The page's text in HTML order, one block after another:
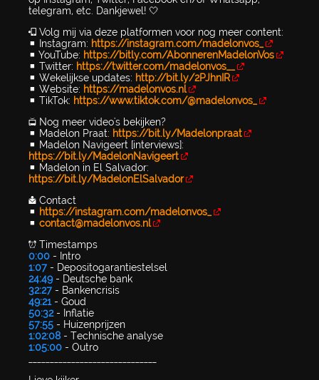
telegram, etc. Dankjewel! 🤍
📲 Volg mij via deze platformen voor nog meer content:
▪️ Instagram: https://instagram.com/madelonvos_
▪️ YouTube: https://bitly.com/AbonnerenMadelonVos
▪️ Twitter: https://twitter.com/madelonvos__
▪️ Wekelijkse updates: http://bit.ly/2PJhnIR
▪️ Website: https://madelonvos.nl
▪️ TikTok: https://www.tiktok.com/@madelonvos_
📺 Nog meer video's bekijken?
▪️ Madelon Praat: https://bit.ly/Madelonpraat
▪️ Madelon Navigeert [interviews]:
https://bit.ly/MadelonNavigeert
▪️ Madelon in El Salvador:
https://bit.ly/MadelonElSalvador
📩 Contact
▪️ https://instagram.com/madelonvos_
▪️ contact@madelonvos.nl
⏰ Timestamps
0:00 - Intro
1:07 - Depositogarantiestelsel
24:49- Deutsche bank
32:27 - Bankencrisis
49:21- Goud
50:32- Inflatie
57:55 - Huizenprijzen
1:02:08- Technische analyse
1:05:00 - Outro